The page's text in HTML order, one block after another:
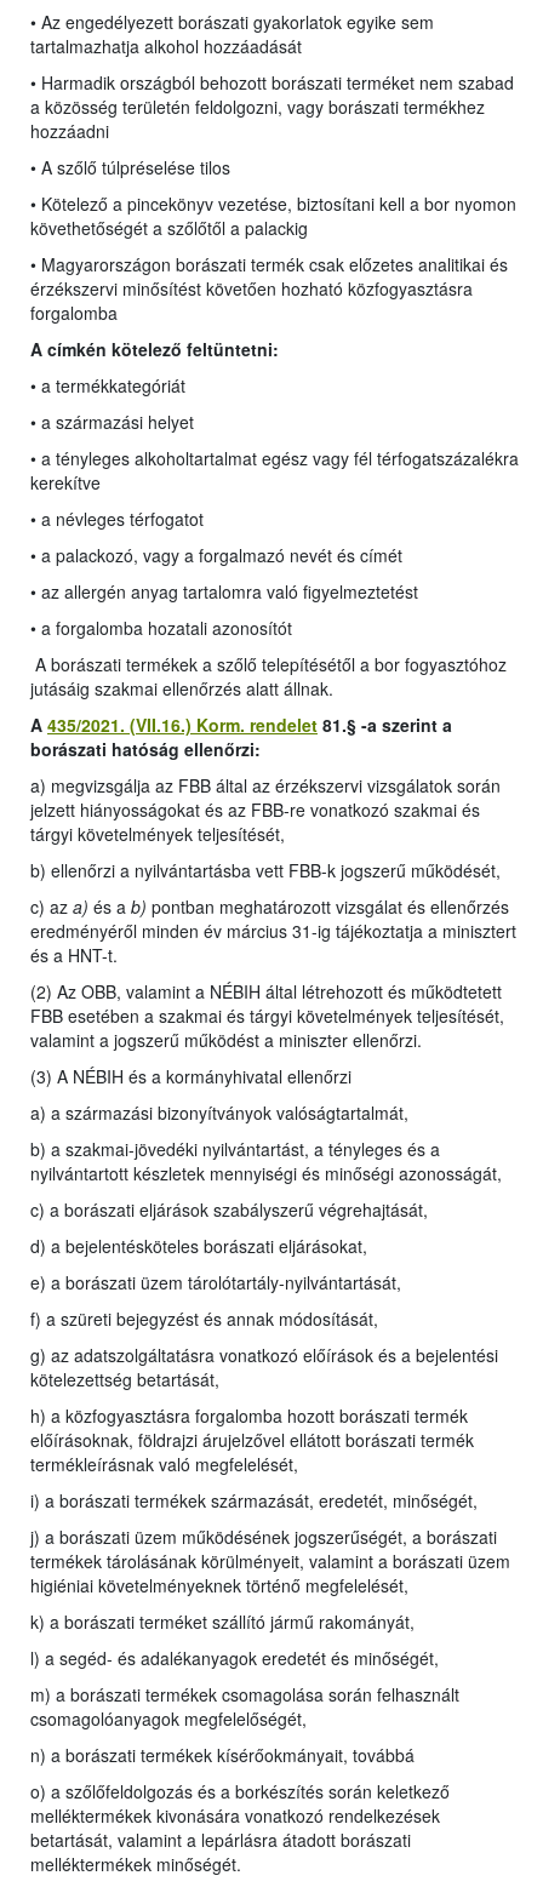
• Az engedélyezett borászati gyakorlatok egyike sem
tartalmazhatja alkohol hozzáadását
• Harmadik országból behozott borászati terméket nem szabad
a közösség területén feldolgozni, vagy borászati termékhez
hozzáadni
• A szőlő túlpréselése tilos
• Kötelező a pincekönyv vezetése, biztosítani kell a bor nyomon
követhetőségét a szőlőtől a palackig
• Magyarországon borászati termék csak előzetes analitikai és
érzékszervi minősítést követően hozható közfogyasztásra
forgalomba
A címkén kötelező feltüntetni:
• a termékkategóriát
• a származási helyet
• a tényleges alkoholtartalmat egész vagy fél térfogatszázalékra
kerekítve
• a névleges térfogatot
• a palackozó, vagy a forgalmazó nevét és címét
• az allergén anyag tartalomra való figyelmeztetést
• a forgalomba hozatali azonosítót
A borászati termékek a szőlő telepítésétől a bor fogyasztóhoz
jutásáig szakmai ellenőrzés alatt állnak.
A 435/2021. (VII.16.) Korm. rendelet 81.§ -a szerint a
borászati hatóság ellenőrzi:
a) megvizsgálja az FBB által az érzékszervi vizsgálatok során
jelzett hiányosságokat és az FBB-re vonatkozó szakmai és
tárgyi követelmények teljesítését,
b) ellenőrzi a nyilvántartásba vett FBB-k jogszerű működését,
c) az a) és a b) pontban meghatározott vizsgálat és ellenőrzés
eredményéről minden év március 31-ig tájékoztatja a minisztert
és a HNT-t.
(2) Az OBB, valamint a NÉBIH által létrehozott és működtetett
FBB esetében a szakmai és tárgyi követelmények teljesítését,
valamint a jogszerű működést a miniszter ellenőrzi.
(3) A NÉBIH és a kormányhivatal ellenőrzi
a) a származási bizonyítványok valóságtartalmát,
b) a szakmai-jövedéki nyilvántartást, a tényleges és a
nyilvántartott készletek mennyiségi és minőségi azonosságát,
c) a borászati eljárások szabályszerű végrehajtását,
d) a bejelentésköteles borászati eljárásokat,
e) a borászati üzem tárolótartály-nyilvántartását,
f) a szüreti bejegyzést és annak módosítását,
g) az adatszolgáltatásra vonatkozó előírások és a bejelentési
kötelezettség betartását,
h) a közfogyasztásra forgalomba hozott borászati termék
előírásoknak, földrajzi árujelzővel ellátott borászati termék
termékleírásnak való megfelelését,
i) a borászati termékek származását, eredetét, minőségét,
j) a borászati üzem működésének jogszerűségét, a borászati
termékek tárolásának körülményeit, valamint a borászati üzem
higiéniai követelményeknek történő megfelelését,
k) a borászati terméket szállító jármű rakományát,
l) a segéd- és adalékanyagok eredetét és minőségét,
m) a borászati termékek csomagolása során felhasznált
csomagolóanyagok megfelelőségét,
n) a borászati termékek kísérőokmányait, továbbá
o) a szőlőfeldolgozás és a borkészítés során keletkező
melléktermékek kivonására vonatkozó rendelkezések
betartását, valamint a lepárlásra átadott borászati
melléktermékek minőségét.